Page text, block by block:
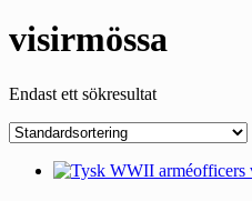
visirmössa
Endast ett sökresultat